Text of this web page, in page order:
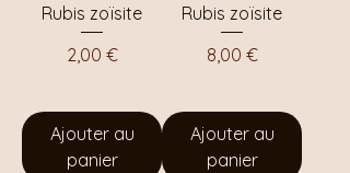
Rubis zoïsite
Prix
2,00 €
Ajouter au
panier
Rubis zoïsite
Prix
8,00 €
Ajouter au
panier